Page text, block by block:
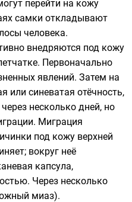
перейти на кожу
самки откладывают
человека.
внедряются под кожу
Первоначально
явлений. Затем на
или синеватая отёчность,
несколько дней, но
Миграция
под кожу верхней
вокруг неё
капсула,
Через несколько
миаз).